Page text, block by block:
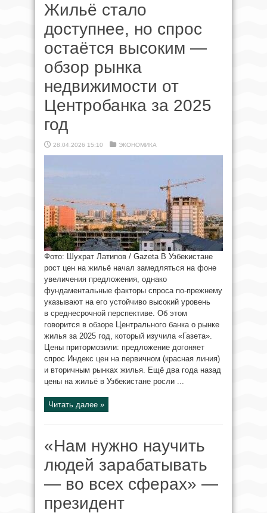
Жильё стало
доступнее, но спрос
остаётся высоким —
обзор рынка
недвижимости от
Центробанка за 2025
год
28.04.2026 15:10 ЭКОНОМИКА
Фото: Шухрат Латипов / Gazeta В Узбекистане
рост цен на жильё начал замедляться на фоне
увеличения предложения, однако
фундаментальные факторы спроса по-прежнему
указывают на его устойчиво высокий уровень
в среднесрочной перспективе. Об этом
говорится в обзоре Центрального банка о рынке
жилья за 2025 год, который изучила «Газета».
Цены притормозили: предложение догоняет
спрос Индекс цен на первичном (красная линия)
и вторичным рынках жилья. Ещё два года назад
цены на жильё в Узбекистане росли ...
Читать далее »
«Нам нужно научить
людей зарабатывать
— во всех сферах» —
президент